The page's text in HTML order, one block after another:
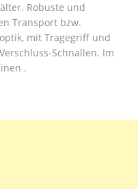
Robuste und
Transport bzw.
mit Tragegriff und
Schnallen. Im
.